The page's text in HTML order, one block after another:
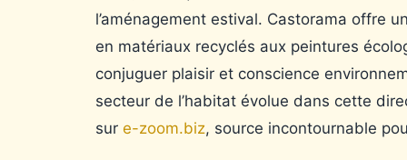
l’aménagement estival. Castorama offre
en matériaux recyclés aux peintures
conjuguer plaisir et conscience
secteur de l’habitat évolue dans cette
sure-zoom.biz, source incontournable